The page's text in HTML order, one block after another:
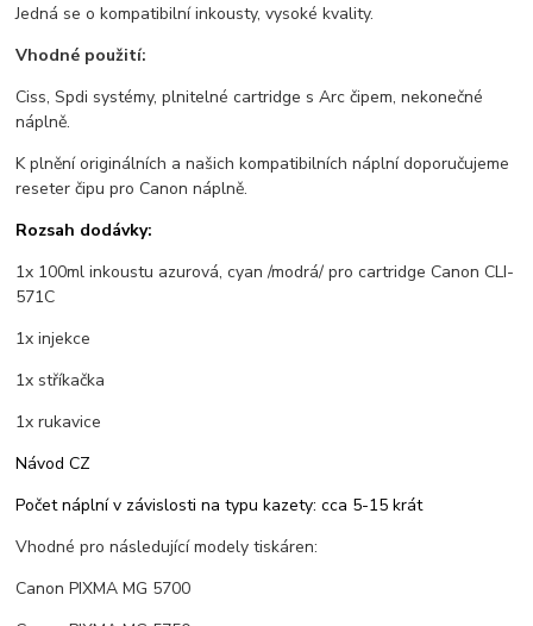
Jedná se o kompatibilní inkousty, vysoké kvality.
Vhodné použití:
Ciss, Spdi systémy, plnitelné cartridge s Arc čipem, nekonečné
náplně.
K plnění originálních a našich kompatibilních náplní doporučujeme
reseter čipu pro Canon náplně.
Rozsah dodávky:
1x 100ml inkoustu azurová, cyan /modrá/ pro cartridge Canon CLI-
571C
1x injekce
1x stříkačka
1x rukavice
Návod CZ
Počet náplní v závislosti na typu kazety: cca 5-15 krát
Vhodné pro následující modely tiskáren:
Canon PIXMA MG 5700